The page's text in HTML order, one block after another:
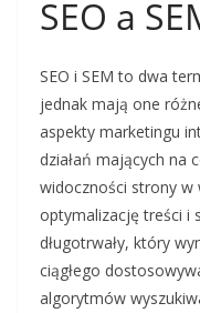
SEO a
SEO i SEM to dwa
jednak mają one
aspekty marketingu
działań mających na
widoczności strony w
optymalizację treści i
długotrwały, który
ciągłego
algorytmów